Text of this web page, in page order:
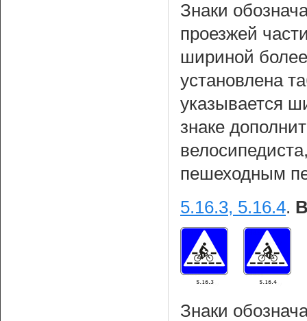
Знаки
проезжей
шириной
установлена
указывается
знаке
пешеходным
5.16.3, 5.16.4.
Знаки